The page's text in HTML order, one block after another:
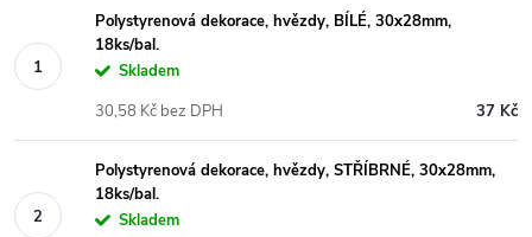
Polystyrenová dekorace, hvězdy, BÍLÉ, 30x28mm,
18ks/bal.
Skladem
37 Kč
30,58 Kč bez DPH
Polystyrenová dekorace, hvězdy, STŘÍBRNÉ, 30x28mm,
18ks/bal.
Skladem